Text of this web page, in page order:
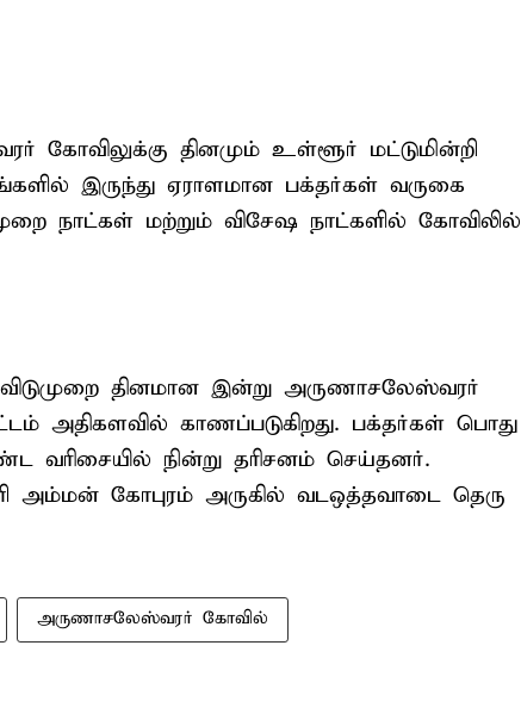
தினமும் உள்ளூர் மட்டுமின்றி
இருந்து ஏராளமான பக்தர்கள் வருகை
நாட்கள் மற்றும் விசேஷ நாட்களில் கோவிலில்
தினமான இன்று அருணாசலேஸ்வரர்
அதிகளவில் காணப்படுகிறது. பக்தர்கள் பொது
வரிசையில் நின்று தரிசனம் செய்தனர்.
அம்மன் கோபுரம் அருகில் வடஒத்தவாடை தெரு
அருணாசலேஸ்வரர் கோவில்